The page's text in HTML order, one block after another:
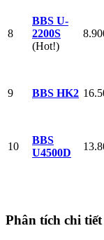
8
BBS U-
2200S
(Hot!)
9 BBS HK2
10
BBS
U4500D
Phân tích chi